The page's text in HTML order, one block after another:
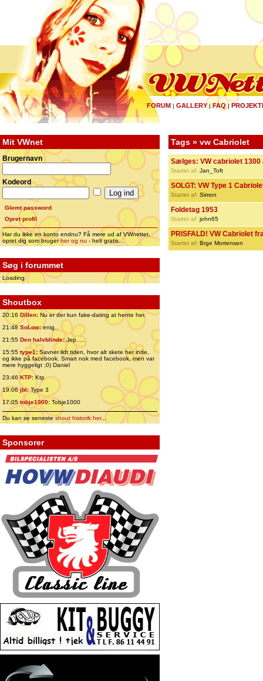
FORUM | GALLERY|FAQ |
Mit VWnet
Brugernavn
Kodeord
Glemt password
Opret profil
Har du ikke en konto endnu? Få mere ud af VWnettet,
opret dig som brugerher og nu - helt gratis...
Søg i forummet
Loading
Shoutbox
20:16 Dillen: Nu er der kun fake-dating at hente her.
21:48 SoLow:enig..
21:55 Den halvblinde:Jep.....
15:55 type1:Savner lidt tiden, hvor alt skete her inde,
og ikke på facebook. Smart nok med facebook, men var
mere hyggeligt ;0) Daniel
23:46 KTP:Ktp
19:06jbl:Type 3
17:05tobje1000: Tobje1000
Du kan se senesteshout historik her...
Sponsorer
Tags » vw Cabriolet
Sælges: VW cabriolet 1300
Startet af: Jan_Toft
SOLGT: VW Type 1
Startet af: Simon
Foldetag 1953
Startet af: john65
PRISFALD! VW Cabriolet
Startet af: Brge Mortensen